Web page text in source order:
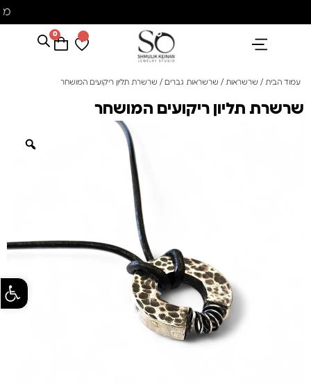
0
עמוד הבית / שרשראות / שרשראות גברים / שרשרת תליון ריקועים המושחר
שרשרת תליון ריקועים המושחר
פתח